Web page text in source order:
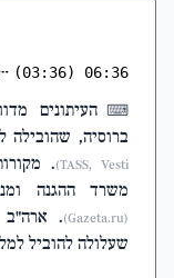
06:36
(03:36)
⌨ העיתונים
ברוסיה, שהובילה
TASS, Vesti)
.
משרד ההגנה
(Gazeta.ru)
. ארה"ב
שעלולה להוביל